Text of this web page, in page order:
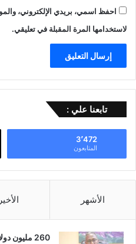
احفظ اسمي، بريدي الإلكتروني،
لاستخدامها المرة المقبلة في تعليقي.
تابعنا علي :
3٬472
المتابعون
الأشهر
260